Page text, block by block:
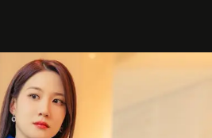
đại bằng thiết kế sắc nét, chuẩn